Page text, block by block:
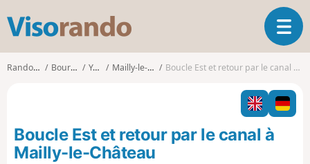
s
o
o
O
u
i
r
l
Randonnées Bourgogne Yonne Mailly-le-Château Boucle Est et retour par le canal à Mailly-le-Château
Boucle Est et retour par le canal à
Mailly-le-Château